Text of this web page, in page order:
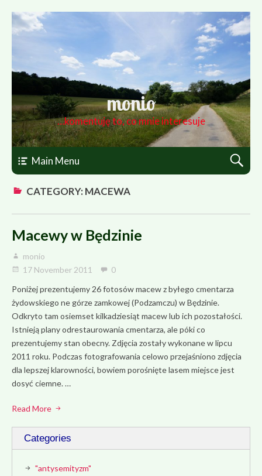
monio
…komentuję to, co mnie interesuje
Main Menu
CATEGORY: MACEWA
Macewy w Będzinie
monio
17 November 2011
0
Poniżej prezentujemy 26 fotosów macew z byłego cmentarza
żydowskiego ne górze zamkowej (Podzamczu) w Będzinie.
Odkryto tam osiemset kilkadziesiąt macew lub ich pozostałości.
Istnieją plany odrestaurowania cmentarza, ale póki co
prezentujemy stan obecny. Zdjęcia zostały wykonane w lipcu
2011 roku. Podczas fotografowania celowo przejaśniono zdjęcia
dla lepszej klarowności, bowiem porośnięte lasem miejsce jest
dosyć ciemne. …
Read More
Categories
"antysemityzm"